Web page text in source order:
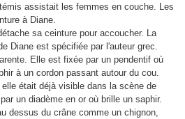
assistait les femmes en couche. Les
à Diane.
sa ceinture pour accoucher. La
Diane est spécifiée par l'auteur grec.
Elle est fixée par un pendentif où
à un cordon passant autour du cou.
était déjà visible dans la scène de
un diadème en or où brille un saphir.
dessus du crâne comme un chignon,